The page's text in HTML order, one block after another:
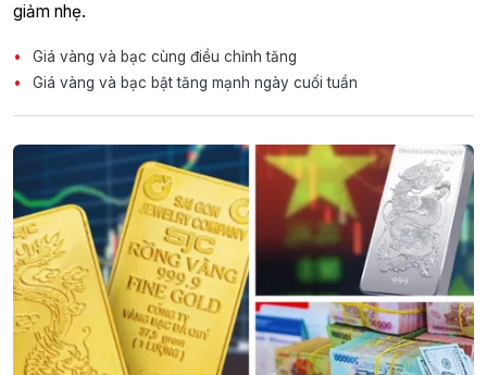
giảm nhẹ.
Giá vàng và bạc cùng điều chỉnh tăng
Giá vàng và bạc bật tăng mạnh ngày cuối tuần